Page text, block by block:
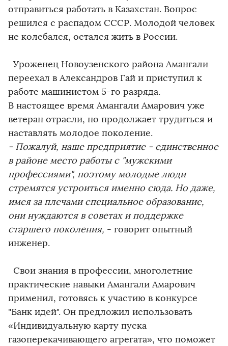
отправиться работать в Казахстан. Вопрос
решился с распадом СССР. Молодой человек
не колебался, остался жить в России.
Уроженец Новоузенского района Амангали
переехал в Александров Гай и приступил к
работе машинистом 5-го разряда.
В настоящее время Амангали Амарович уже
ветеран отрасли, но продолжает трудиться и
наставлять молодое поколение.
- Пожалуй, наше предприятие - единственное
в районе место работы с "мужскими
профессиями", поэтому молодые люди
стремятся устроиться именно сюда. Но даже,
имея за плечами специальное образование,
они нуждаются в советах и поддержке
старшего поколения, - говорит опытный
инженер.
Свои знания в профессии, многолетние
практические навыки Амангали Амарович
применил, готовясь к участию в конкурсе
"Банк идей". Он предложил использовать
«Индивидуальную карту пуска
газоперекачивающего агрегата», что поможет